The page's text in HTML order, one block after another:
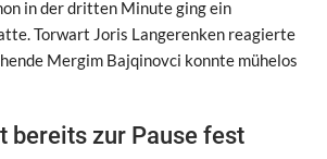
in der dritten Minute ging ein
Torwart Joris Langerenken reagierte
Mergim Bajqinovci konnte mühelos
bereits zur Pause fest